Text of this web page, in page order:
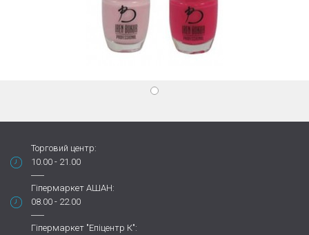
Торговий центр:
10.00 - 21.00
Гіпермаркет АШАН:
08.00 - 22.00
Гіпермаркет "Епіцентр К":